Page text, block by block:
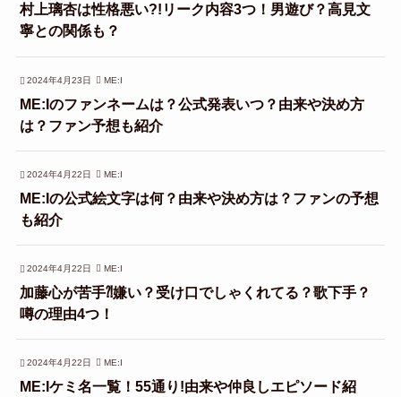
村上璃杏は性格悪い?!リーク内容3つ！男遊び？高見文
寧との関係も？
2024年4月23日 ME:I
ME:Iのファンネームは？公式発表いつ？由来や決め方
は？ファン予想も紹介
2024年4月22日 ME:I
ME:Iの公式絵文字は何？由来や決め方は？ファンの予想
も紹介
2024年4月22日 ME:I
加藤心が苦手⁈嫌い？受け口でしゃくれてる？歌下手？
噂の理由4つ！
2024年4月22日 ME:I
ME:Iケミ名一覧！55通り!由来や仲良しエピソード紹